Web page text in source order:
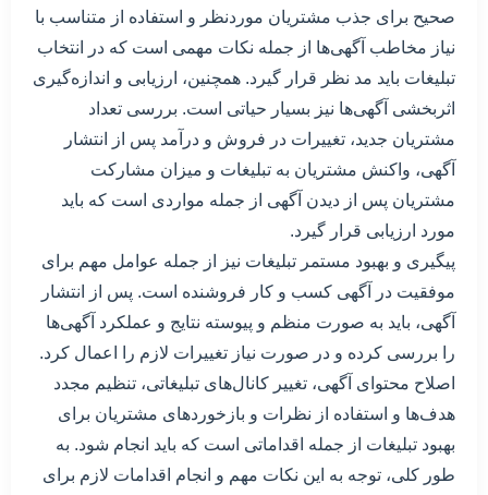
صحیح برای جذب مشتریان موردنظر و استفاده از متناسب با
نیاز مخاطب آگهی‌ها از جمله نکات مهمی است که در انتخاب
تبلیغات باید مد نظر قرار گیرد. همچنین، ارزیابی و اندازه‌گیری
اثربخشی آگهی‌ها نیز بسیار حیاتی است. بررسی تعداد
مشتریان جدید، تغییرات در فروش و درآمد پس از انتشار
آگهی، واکنش مشتریان به تبلیغات و میزان مشارکت
مشتریان پس از دیدن آگهی از جمله مواردی است که باید
مورد ارزیابی قرار گیرد.
پیگیری و بهبود مستمر تبلیغات نیز از جمله عوامل مهم برای
موفقیت در آگهی کسب و کار فروشنده است. پس از انتشار
آگهی، باید به صورت منظم و پیوسته نتایج و عملکرد آگهی‌ها
را بررسی کرده و در صورت نیاز تغییرات لازم را اعمال کرد.
اصلاح محتوای آگهی، تغییر کانال‌های تبلیغاتی، تنظیم مجدد
هدف‌ها و استفاده از نظرات و بازخوردهای مشتریان برای
بهبود تبلیغات از جمله اقداماتی است که باید انجام شود. به
طور کلی، توجه به این نکات مهم و انجام اقدامات لازم برای